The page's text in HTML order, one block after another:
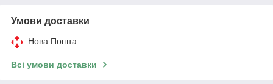
Умови доставки
Нова Пошта
Всі умови доставки